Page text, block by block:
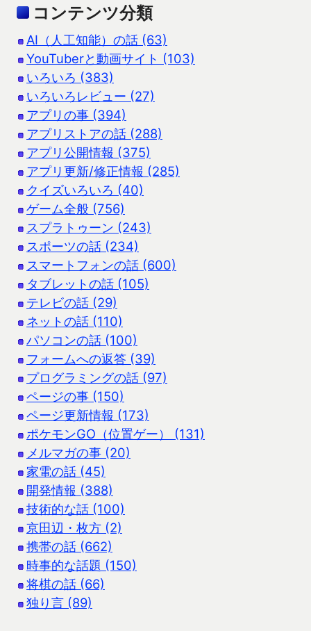
コンテンツ分類
AI（人工知能）の話 (63)
YouTuberと動画サイト (103)
いろいろ (383)
いろいろレビュー (27)
アプリの事 (394)
アプリストアの話 (288)
アプリ公開情報 (375)
アプリ更新/修正情報 (285)
クイズいろいろ (40)
ゲーム全般 (756)
スプラトゥーン (243)
スポーツの話 (234)
スマートフォンの話 (600)
タブレットの話 (105)
テレビの話 (29)
ネットの話 (110)
パソコンの話 (100)
フォームへの返答 (39)
プログラミングの話 (97)
ページの事 (150)
ページ更新情報 (173)
ポケモンGO（位置ゲー） (131)
メルマガの事 (20)
家電の話 (45)
開発情報 (388)
技術的な話 (100)
京田辺・枚方 (2)
携帯の話 (662)
時事的な話題 (150)
将棋の話 (66)
独り言 (89)